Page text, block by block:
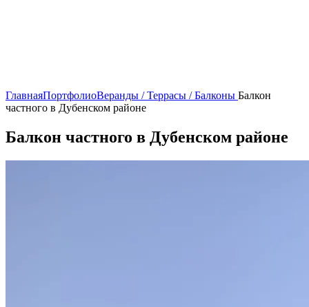
ГлавнаяПортфолиоВеранды / Террасы / Балконы Балкон
частного в Дубенском районе
Балкон частного в Дубенском районе